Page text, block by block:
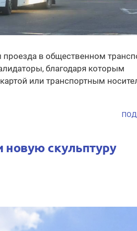
в общественном
благодаря которым
или транспортным
новую скульптуру